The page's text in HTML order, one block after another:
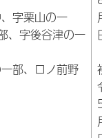
字栗山の一
、字後谷津の一
部、ロノ前野